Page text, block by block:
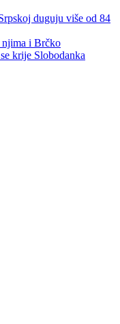
duguju više od 84
njima i Brčko
krije Slobodanka